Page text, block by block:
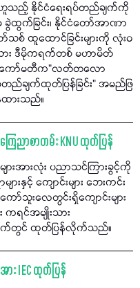
သည့် နိုင်ငံရေးရပ်တည်ချက်ကို
ထွက်ခြင်း၊ နိုင်ငံတော်အာဏာ
သစ် ထူထောင်ခြင်းများကို လုံးဝ
သား ဒီမိုကရက်တစ် မဟာမိတ်
းကော်မတီက"လတ်တလော
ချက်ထုတ်ပြန်ခြင်း" အမည်ဖြ
ားသည်။
ြေညာစာတမ်း KNU ထုတ်ပြန်
အားလုံး ပညာသင်ကြားခွင့်ကို
နှင့် ကျောင်းများ ဘေးကင်း
ာ်သူးလေတွင်းရှိကျောင်းများ
ကရင်အမျိုးသား
က်တွင် ထုတ်ပြန်လိုက်သည်။
း IEC ထုတ်ပြန်